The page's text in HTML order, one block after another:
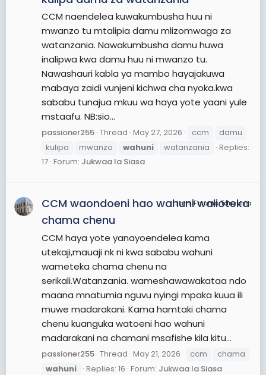
CCM naendelea kuwakumbusha huu ni
mwanzo tu mtalipia damu mlizomwaga za
watanzania. Nawakumbusha damu huwa
inalipwa kwa damu huu ni mwanzo tu.
Nawashauri kabla ya mambo hayajakuwa
mabaya zaidi vunjeni kichwa cha nyoka.kwa
sababu tunajua mkuu wa haya yote yaani yule
mstaafu. NB:sio...
passioner255 Thread May 27, 2026 ccm
damu
kulipa
mwanzo wahuni watanzania
Replies:
17 Forum: Jukwaa la Siasa
JamiiForums Tanzania
CCM waondoeni hao wahuni walioteka
chama chenu
CCM haya yote yanayoendelea kama
utekaji,mauaji nk ni kwa sababu wahuni
wameteka chama chenu na
serikali.Watanzania. wameshawawakataa ndo
maana mnatumia nguvu nyingi mpaka kuua ili
muwe madarakani. Kama hamtaki chama
chenu kuanguka watoeni hao wahuni
madarakani na chamani msafishe kila kitu...
passioner255 Thread May 21, 2026 ccm
chama
wahuni
Replies: 16 Forum: Jukwaa la Siasa